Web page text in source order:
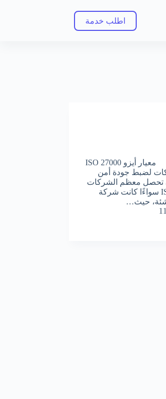
اطلب خدمة
شهادة الأيزو ISO 27000 معيار أيزو ISO 27000
لضبط جودة أمن
تحصل معظم الشركات
على شهادة أيزو ISO 27000 سواءًا كانت شركة
حيث…